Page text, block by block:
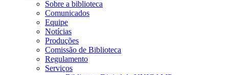
Sobre a biblioteca
Comunicados
Equipe
Notícias
Produções
Comissão de Biblioteca
Regulamento
Serviços